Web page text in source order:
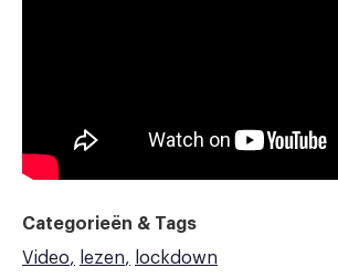
Categorieën & Tags
Video
lezen lockdown